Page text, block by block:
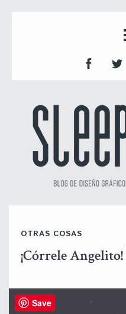
OTRAS COSAS
¡Córrele Angelito!
Save